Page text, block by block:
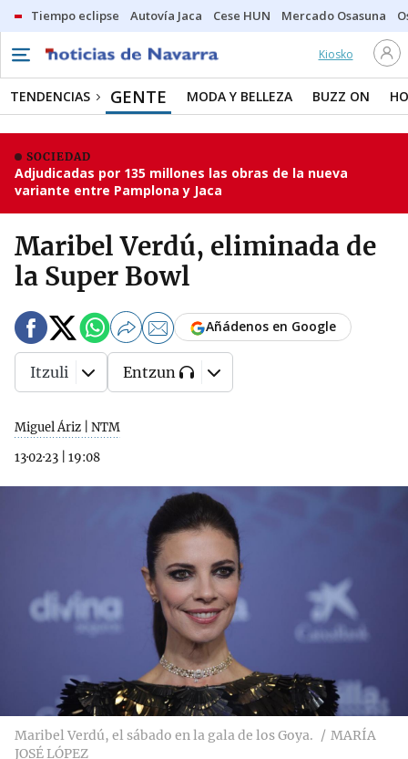
Tiempo eclipse Autovía Jaca Cese HUN Mercado Osasuna
Kiosko
TENDENCIAS GENTE MODA Y BELLEZA BUZZ ON
SOCIEDAD
Adjudicadas por 135 millones las obras de la nueva
variante entre Pamplona y Jaca
Maribel Verdú, eliminada de
la Super Bowl
Miguel Áriz | NTM
13·02·23
19:08
Añádenos en Google
Itzuli Entzun
Maribel Verdú, el sábado en la gala de los Goya.
MARÍA
JOSÉ LÓPEZ